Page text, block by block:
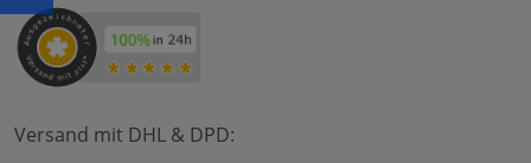
Versand mit DHL & DPD: